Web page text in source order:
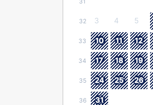
32 3 4 5
33 10 11 12
34 17 18 19
35 24 25 26
36 31